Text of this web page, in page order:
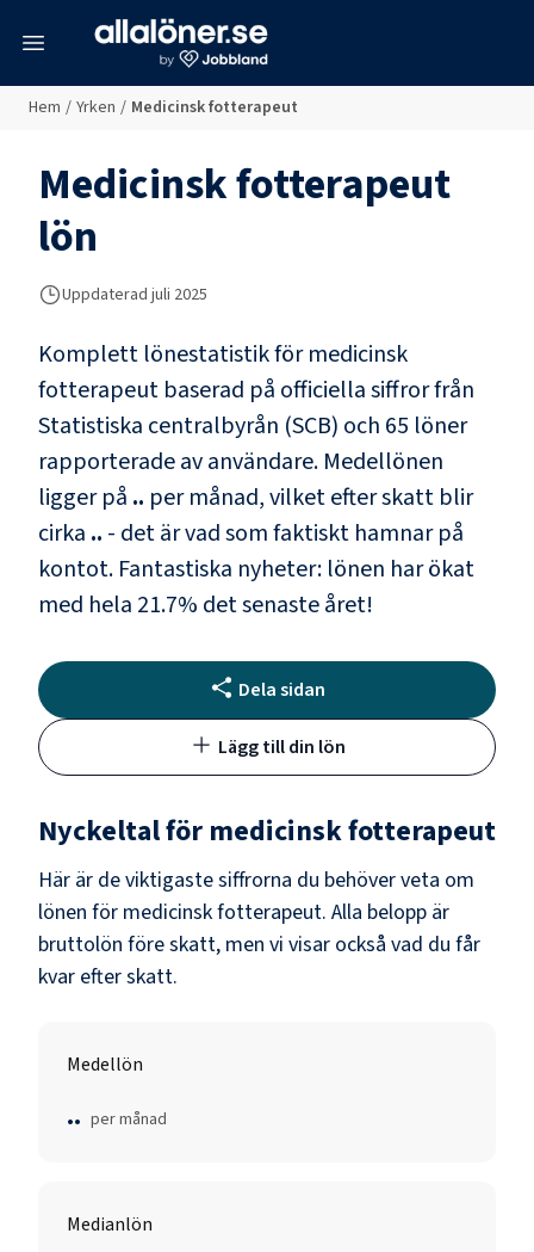
Hem / Yrken / Medicinsk fotterapeut
Medicinsk fotterapeut
lön
Uppdaterad juli 2025
Komplett lönestatistik förmedicinsk
fotterapeut baserad på officiella siffror från
Statistiska centralbyrån (SCB) och 65 löner
rapporterade av användare. Medellönen
ligger på .. per månad, vilket efter skatt blir
cirka .. - det är vad som faktiskt hamnar på
kontot. Fantastiska nyheter: lönen har ökat
med hela 21.7% det senaste året!
Dela sidan
Lägg till din lön
Nyckeltal för medicinsk fotterapeut
Här är de viktigaste siffrorna du behöver veta om
lönen för medicinsk fotterapeut. Alla belopp är
bruttolön före skatt, men vi visar också vad du får
kvar efter skatt.
Medellön
.. per månad
Medianlön